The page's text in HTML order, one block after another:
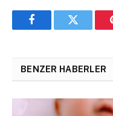
FacebookTwitter
BENZER HABERLER